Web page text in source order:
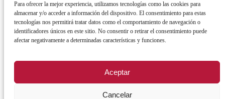
Para ofrecer la mejor experiencia, utilizamos tecnologías como las cookies para
almacenar y/o acceder a información del dispositivo. El consentimiento para estas
tecnologías nos permitirá tratar datos como el comportamiento de navegación o
identificadores únicos en este sitio. No consentir o retirar el consentimiento puede
afectar negativamente a determinadas características y funciones.
Aceptar
Cancelar
REGISTRO DE ACTIVIDADES DE TRATAMIENTO